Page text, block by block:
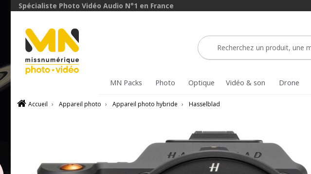
Spécialiste Photo Vidéo Audio N°1 en France
MN Packs Photo Optique Vidéo & son Drone
Accueil › Appareil photo › Appareil photo hybride › Hasselblad